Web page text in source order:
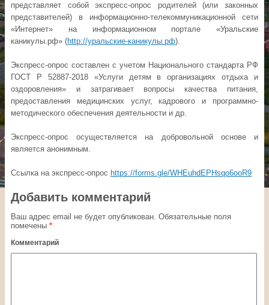
представляет собой экспресс-опрос родителей (или законных
представителей) в информационно-телекоммуникационной сети
«Интернет» на информационном портале «Уральские
каникулы.рф» (http://уральские-каникулы.рф).
Экспресс-опрос составлен с учетом Национального стандарта РФ
ГОСТ Р 52887-2018 «Услуги детям в организациях отдыха и
оздоровления» и затрагивает вопросы качества питания,
предоставления медицинских услуг, кадрового и программно-
методического обеспечения деятельности и др.
Экспресс-опрос осуществляется на добровольной основе и
является анонимным.
Ссылка на экспресс-опрос https://forms.gle/WHEuhdEPHsqo6ooR9
Добавить комментарий
Ваш адрес email не будет опубликован. Обязательные поля
помечены *
Комментарий